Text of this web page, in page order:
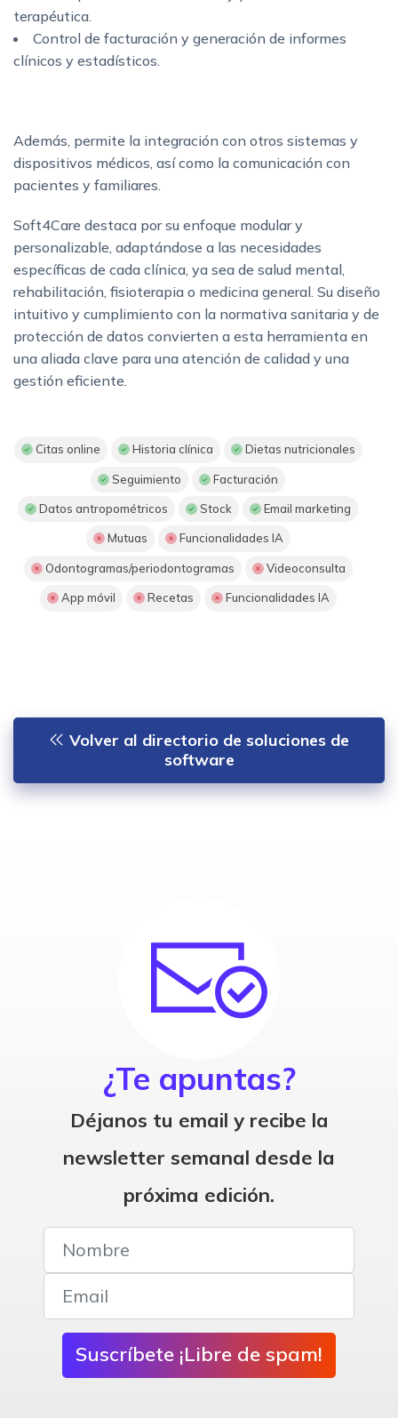
terapéutica.
Control de facturación y generación de informes
clínicos y estadísticos.
Además, permite la integración con otros sistemas y
dispositivos médicos, así como la comunicación con
pacientes y familiares.
Soft4Care destaca por su enfoque modular y
personalizable, adaptándose a las necesidades
específicas de cada clínica, ya sea de salud mental,
rehabilitación, fisioterapia o medicina general. Su diseño
intuitivo y cumplimiento con la normativa sanitaria y de
protección de datos convierten a esta herramienta en
una aliada clave para una atención de calidad y una
gestión eficiente.
Citas online Historia clínica Dietas nutricionales
Seguimiento Facturación
Datos antropométricos Stock Email marketing
Mutuas Funcionalidades IA
Odontogramas/periodontogramas Videoconsulta
App móvil Recetas Funcionalidades IA
Volver al directorio de soluciones de
software
¿Te apuntas?
Déjanos tu email y recibe la
newsletter semanal desde la
próxima edición.
Suscríbete ¡Libre de spam!